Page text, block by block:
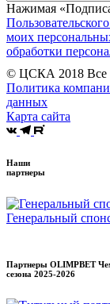
Нажимая
моих
обработки
© ЦСКА 2018 Все
Политика
данных
Карта сайта
Наши
партнеры
Генеральный
Партнеры OLIMPBET
сезона 2025-2026